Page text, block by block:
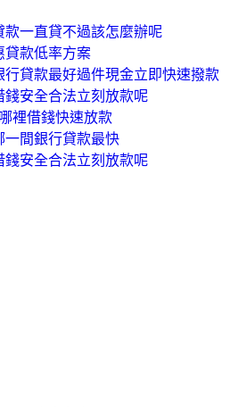
款一直貸不過該怎麼辦呢
貸款低率方案
行貸款最好過件現金立即快速撥款
錢安全合法立刻放款呢
裡借錢快速放款
一間銀行貸款最快
錢安全合法立刻放款呢